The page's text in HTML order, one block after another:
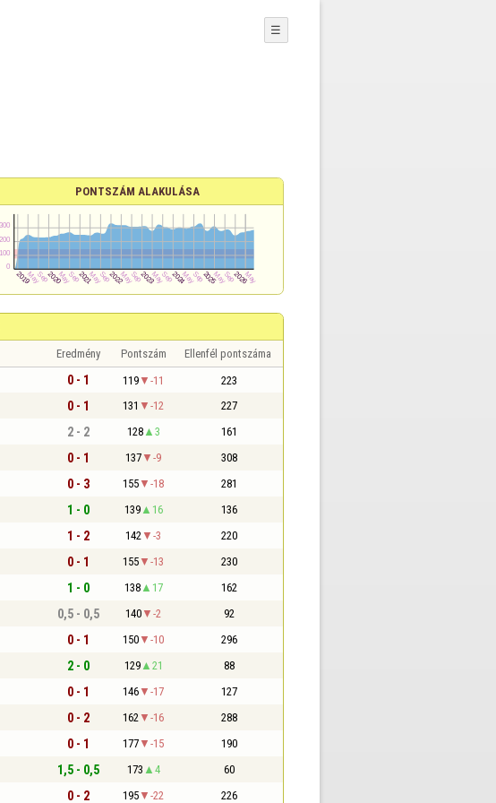
☰
PONTSZÁM ALAKULÁSA
Eredmény Pontszám Ellenfél pontszáma
0 - 1 119 -11 223
0 - 1 131 -12 227
2 - 2 128 3 161
0 - 1 137 -9 308
0 - 3 155 -18 281
1 - 0 139 16 136
1 - 2 142 -3 220
0 - 1 155 -13 230
1 - 0 138 17 162
0,5 - 0,5 140 -2 92
0 - 1 150 -10 296
2 - 0 129 21 88
0 - 1 146 -17 127
0 - 2 162 -16 288
0 - 1 177 -15 190
1,5 - 0,5 173 4 60
0 - 2 195 -22 226